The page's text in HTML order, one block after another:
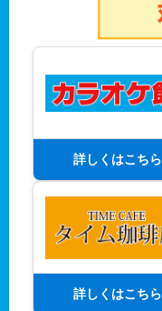
詳しくはこちら
詳しくはこちら